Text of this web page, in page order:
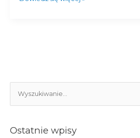
z
k
Ostatnie wpisy